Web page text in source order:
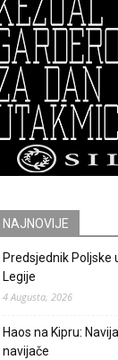
NAJNOVIJE
Predsjednik Poljske
Legije
4 Augusta, 2026
Haos na Kipru:
navijače